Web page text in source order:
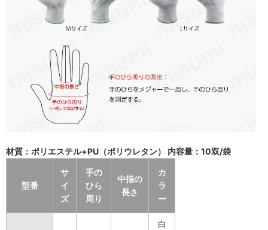
材質：ポリエステル+PU（ポリウレタン） 内容量：10双/袋
型番
サ
イ
ズ
手の
ひら
周り
中指の
長さ
カ
ラ
ー
白